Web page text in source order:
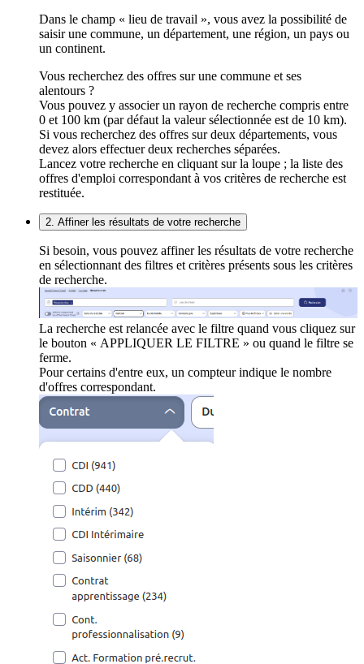
Dans le champ « lieu de travail », vous avez la possibilité de
saisir une commune, un département, une région, un pays ou
un continent.
Vous recherchez des offres sur une commune et ses
alentours ?
Vous pouvez y associer un rayon de recherche compris entre
0 et 100 km (par défaut la valeur sélectionnée est de 10 km).
Si vous recherchez des offres sur deux départements, vous
devez alors effectuer deux recherches séparées.
Lancez votre recherche en cliquant sur la loupe ; la liste des
offres d'emploi correspondant à vos critères de recherche est
restituée.
2. Affiner les résultats de votre recherche
Si besoin, vous pouvez affiner les résultats de votre recherche
en sélectionnant des filtres et critères présents sous les critères
de recherche.
La recherche est relancée avec le filtre quand vous cliquez sur
le bouton « APPLIQUER LE FILTRE » ou quand le filtre se
ferme.
Pour certains d'entre eux, un compteur indique le nombre
d'offres correspondant.